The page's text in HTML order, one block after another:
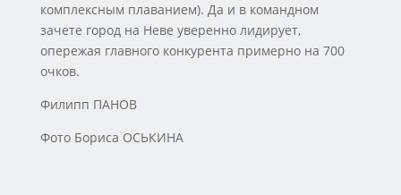
комплексным плаванием). Да и в командном
зачете город на Неве уверенно лидирует,
опережая главного конкурента примерно на 700
очков.
Филипп ПАНОВ
Фото Бориса ОСЬКИНА